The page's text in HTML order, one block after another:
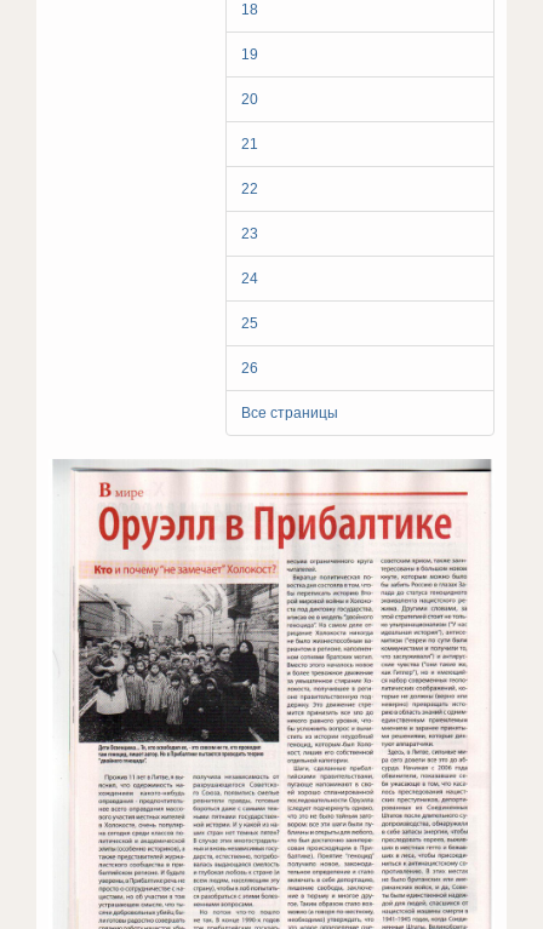
18
19
20
21
22
23
24
25
26
Все страницы